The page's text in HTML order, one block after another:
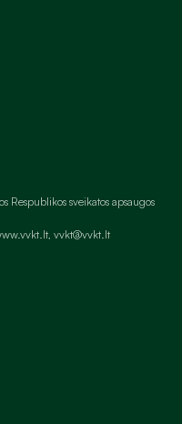
Respublikos sveikatos apsaugos
vvkt@vvkt.lt